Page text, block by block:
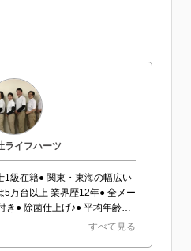
ライフハーツ
1級在籍● 関東・東海の幅広い
5万台以上 業界歴12年● 全メー
き● 除菌仕上げ♪● 平均年齢
はおりません● マナー・エチ
すべて見る